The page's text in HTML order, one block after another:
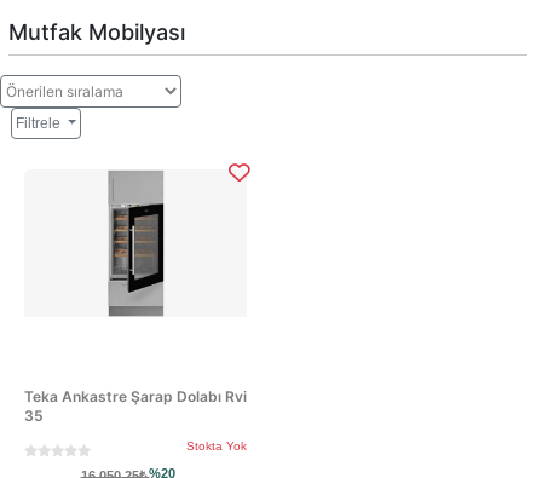
Mutfak Mobilyası
Filtrele
Teka Ankastre Şarap Dolabı Rvi
35
Stokta Yok
%20